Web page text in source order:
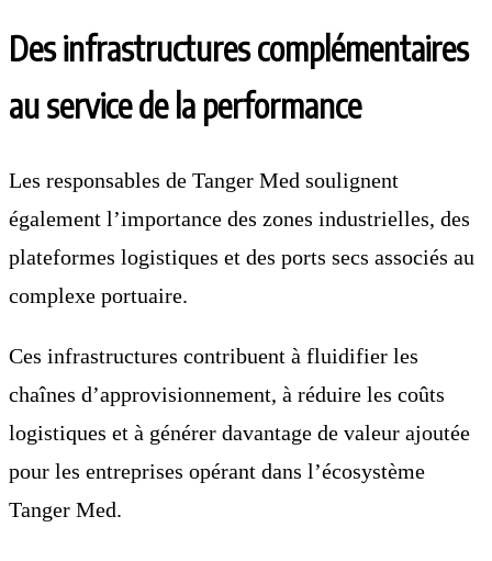
Des infrastructures complémentaires
au service de la performance
Les responsables de Tanger Med soulignent
également l’importance des zones industrielles, des
plateformes logistiques et des ports secs associés au
complexe portuaire.
Ces infrastructures contribuent à fluidifier les
chaînes d’approvisionnement, à réduire les coûts
logistiques et à générer davantage de valeur ajoutée
pour les entreprises opérant dans l’écosystème
Tanger Med.